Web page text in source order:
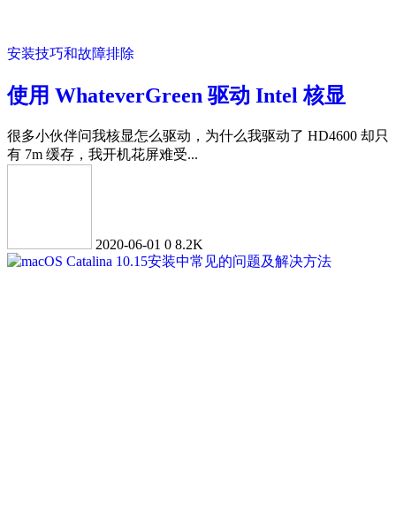
安装技巧和故障排除
使用 WhateverGreen 驱动 Intel 核显
很多小伙伴问我核显怎么驱动，为什么我驱动了 HD4600 却只
有 7m 缓存，我开机花屏难受...
2020-06-01 0 8.2K